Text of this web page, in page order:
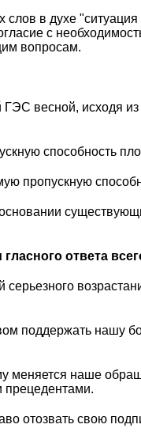
слов в духе
с
вопросам.
весной, исходя
способность
пропускную
ответа
поддержать нашу
меняется наше
прецедентами.
отозвать свою